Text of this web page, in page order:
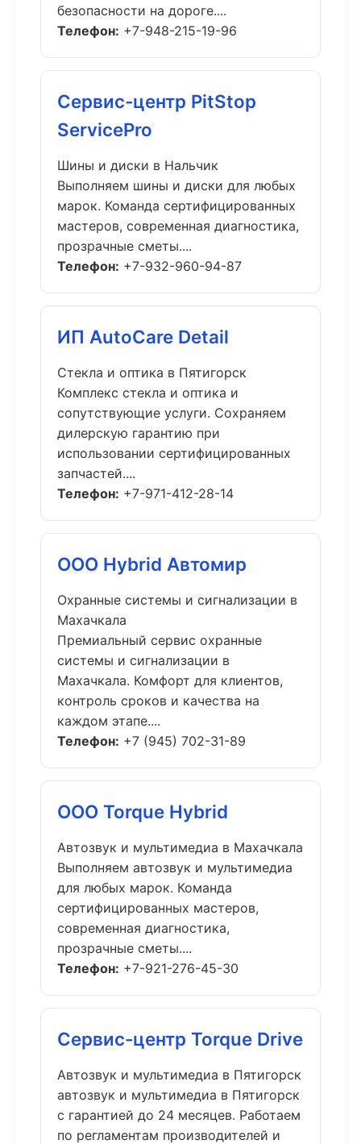
безопасности на дороге....
Телефон: +7-948-215-19-96
Сервис-центр PitStop
ServicePro
Шины и диски в Нальчик
Выполняем шины и диски для любых
марок. Команда сертифицированных
мастеров, современная диагностика,
прозрачные сметы....
Телефон: +7-932-960-94-87
ИП AutoCare Detail
Стекла и оптика в Пятигорск
Комплекс стекла и оптика и
сопутствующие услуги. Сохраняем
дилерскую гарантию при
использовании сертифицированных
запчастей....
Телефон: +7-971-412-28-14
ООО Hybrid Автомир
Охранные системы и сигнализации в
Махачкала
Премиальный сервис охранные
системы и сигнализации в
Махачкала. Комфорт для клиентов,
контроль сроков и качества на
каждом этапе....
Телефон: +7 (945) 702-31-89
ООО Torque Hybrid
Автозвук и мультимедиа в Махачкала
Выполняем автозвук и мультимедиа
для любых марок. Команда
сертифицированных мастеров,
современная диагностика,
прозрачные сметы....
Телефон: +7-921-276-45-30
Сервис-центр Torque Drive
Автозвук и мультимедиа в Пятигорск
автозвук и мультимедиа в Пятигорск
с гарантией до 24 месяцев. Работаем
по регламентам производителей и